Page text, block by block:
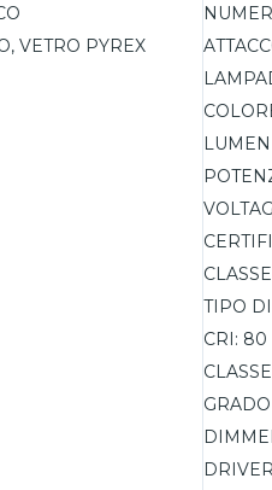
l'intensità della luce e il
di regolare
diverse scelte stilistiche,
VETRO PYREX
TIPO
CRI: 80